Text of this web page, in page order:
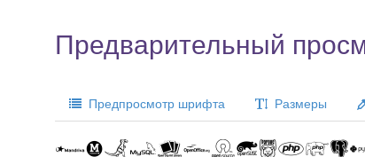
Предварительный
Предпросмотр шрифта Размеры